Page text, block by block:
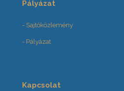
Pályázat
- Sajtóközlemény
- Pályázat
Kapcsolat